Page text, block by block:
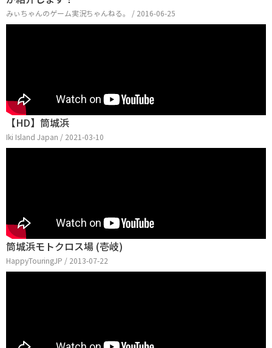
みぃちゃんのゲーム実況ちゃんねる。 / 2016-06-25
【HD】筒城浜
Iki Island Japan / 2021-03-10
筒城浜モトクロス場 (壱岐)
HappyTouringJP / 2013-07-22